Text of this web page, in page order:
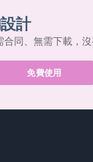
計
同、無需下載，沒
免費使用